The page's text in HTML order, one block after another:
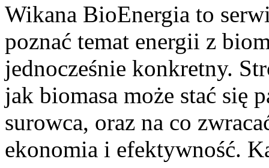
Wikana BioEnergia to
poznać temat energii z
jednocześnie konkretny.
jak biomasa może stać się
surowca, oraz na co
ekonomia i efektywność.